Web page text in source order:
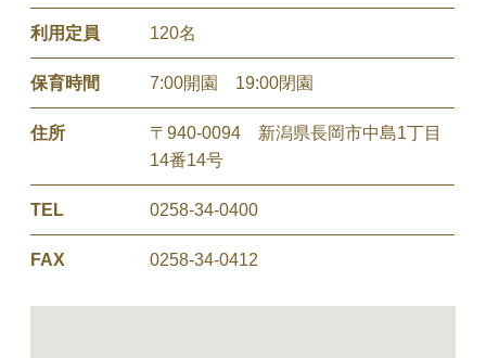
利用定員 120名
保育時間 7:00開園 19:00閉園
住所
〒940-0094 新潟県長岡市中島1丁目
14番14号
TEL 0258-34-0400
FAX 0258-34-0412